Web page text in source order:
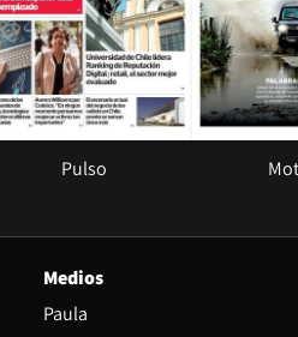
Pulso
Medios
Paula